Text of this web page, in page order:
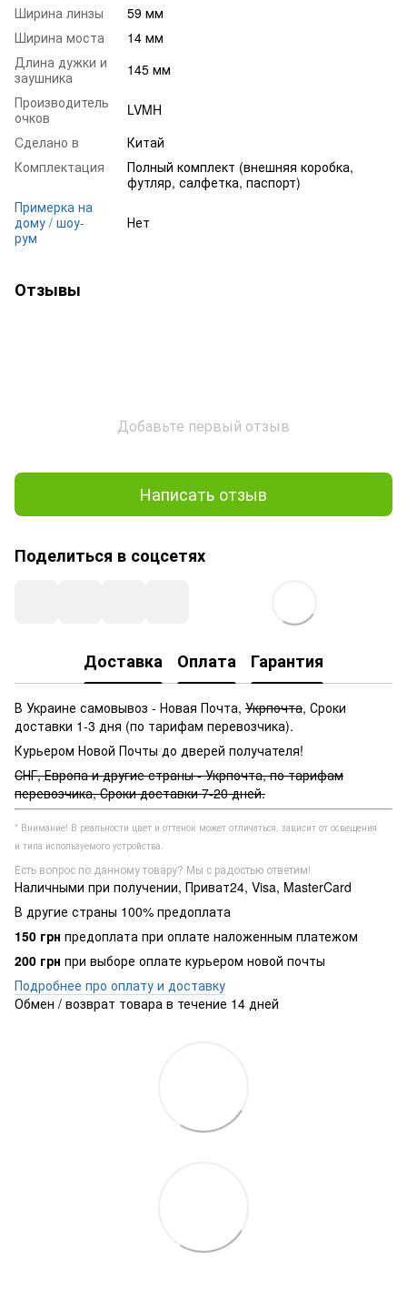
Ширина линзы
59 мм
Ширина моста
14 мм
Длина дужки и
заушника
145 мм
Производитель
очков
LVMH
Cделано в
Китай
Комплектация
Полный комплект (внешняя коробка,
футляр, салфетка, паспорт)
Примерка на
дому / шоу-
рум
Нет
Отзывы
Добавьте первый отзыв
Написать отзыв
Поделиться в соцсетях
Доставка Оплата Гарантия
В Украине самовывоз - Новая Почта, Укрпочта, Сроки
доставки 1-3 дня (по тарифам перевозчика).
Курьером Новой Почты до дверей получателя!
СНГ, Европа и другие страны - Укрпочта, по тарифам
перевозчика, Сроки доставки 7-20 дней.
* Внимание! В реальности цвет и оттенок может отличаться, зависит от освещения
и типа используемого устройства.
Есть вопрос по данному товару? Мы с радостью ответим!
Наличными при получении, Приват24, Visa, MasterCard
В другие страны 100% предоплата
150 грн предоплата при оплате наложенным платежом
200 грн при выборе оплате курьером новой почты
Подробнее про оплату и доставку
Обмен / возврат товара в течение 14 дней